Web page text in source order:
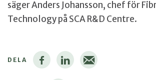
säger Anders Johansson, chef för
Technology på SCA R&D Centre.
DELA